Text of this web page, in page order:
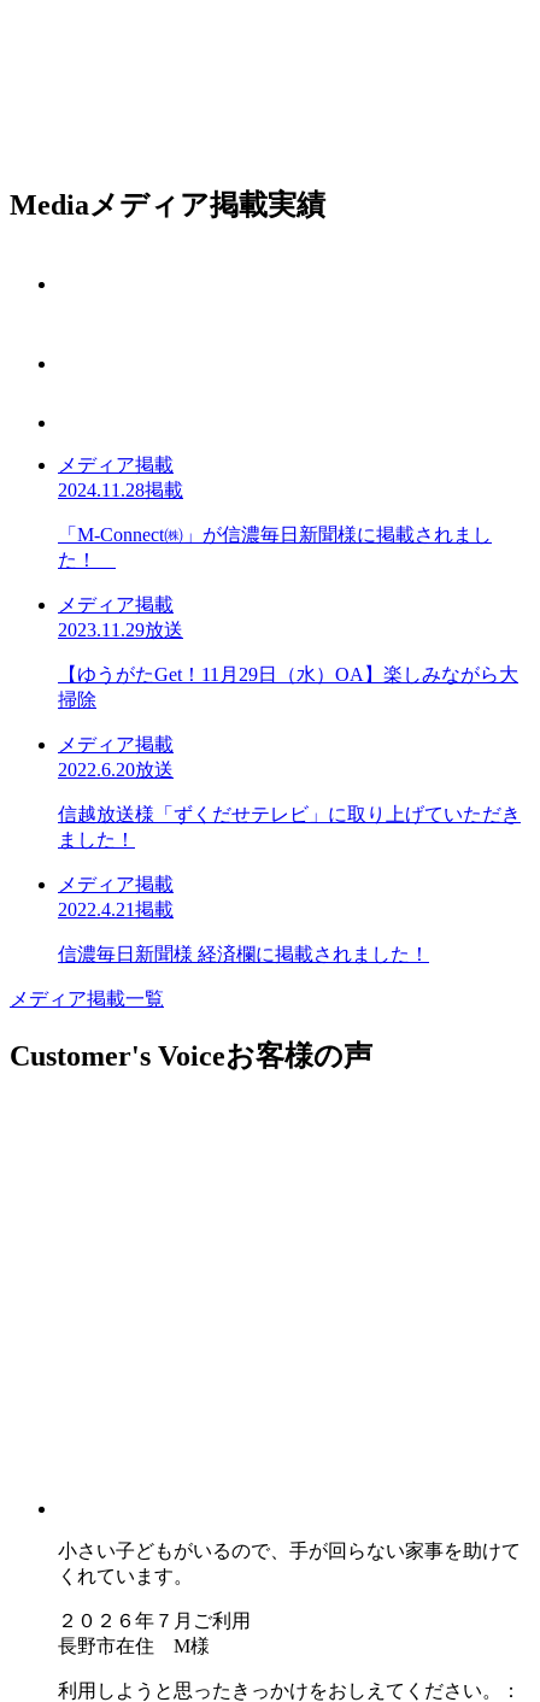
Mediaメディア掲載実績
メディア掲載
2024.11.28掲載
「M-Connect㈱」が信濃毎日新聞様に掲載されまし
た！
メディア掲載
2023.11.29放送
【ゆうがたGet！11月29日（水）OA】楽しみながら大
掃除
メディア掲載
2022.6.20放送
信越放送様「ずくだせテレビ」に取り上げていただき
ました！
メディア掲載
2022.4.21掲載
信濃毎日新聞様 経済欄に掲載されました！
メディア掲載一覧
Customer's Voiceお客様の声
小さい子どもがいるので、手が回らない家事を助けて
くれています。
２０２６年７月ご利用
長野市在住 M様
利用しようと思ったきっかけをおしえてください。：